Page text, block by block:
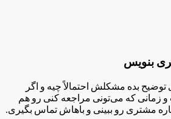
بنویس
بده مشکلش احتمالاً چیه و اگر
زمانی که می‌تونی مراجعه کنی رو هم
مشتری رو ببینی و باهاش تماس بگیری.